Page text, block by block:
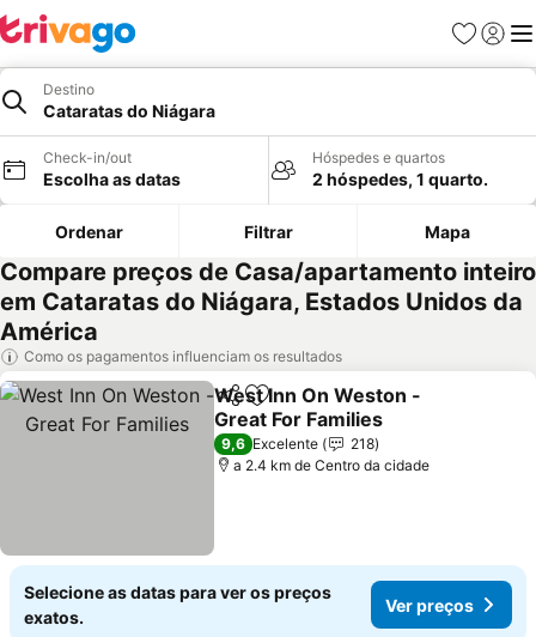
Favoritos
Iniciar
Destino
Cataratas do Niágara
Check-in/out
Escolha as datas
Hóspedes e quartos
2 hóspedes, 1 quarto.
Ordenar Filtrar Mapa
Compare preços de Casa/apartamento inteiro
em Cataratas do Niágara, Estados Unidos da
América
Como os pagamentos influenciam os resultados
PartilharAdicionar aos favoritos
West Inn On Weston -
Great For Families
Ver preços
9,6 Excelente
218
a 2.4 km de Centro da cidade
Selecione as datas para ver os preços
exatos.
Ver preços